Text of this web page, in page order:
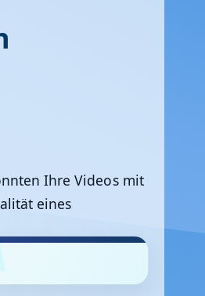
Ihre Videos mit
eines